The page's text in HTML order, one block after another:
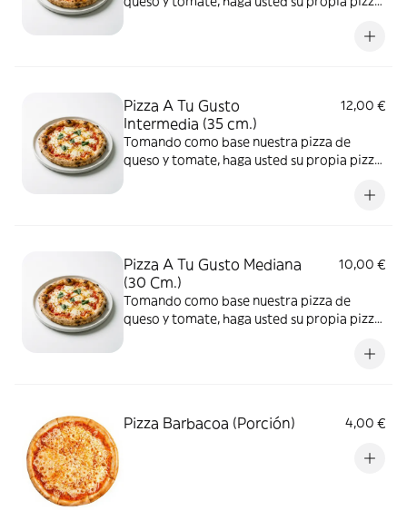
Pizza A Tu Gusto
Intermedia (35 cm.)
12,00 €
Tomando como base nuestra pizza de
queso y tomate, haga usted su propia pizza
Pizza A Tu Gusto Mediana
(30 Cm.)
10,00 €
Tomando como base nuestra pizza de
queso y tomate, haga usted su propia pizza
Pizza Barbacoa (Porción) 4,00 €